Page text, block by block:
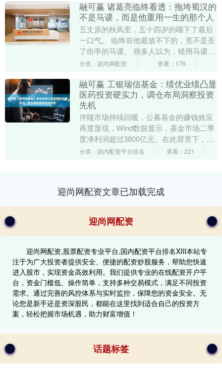
融可赢 诸葛亮临终看透：拖垮蜀汉的
不是马谡，而是他重用一生的那个人
五丈原的秋风里，五十四岁的咽下了最后
一口气。 临终前他最放不下的，竟不是丢
了街亭的马谡。 很多人以为，错用马谡是
孔明一生最大的败笔。可翻开《三国志》
分类：迎尚网配资 查看：176
融可赢 工银瑞信基金：绩优业绩凸显
医药投资硬实力，调仓布局洞察投资
先机
伴随市场持续回暖，公募基金的赚钱效应
再度显现，Wind数据显示，基金市场二季
度净利润超过3800亿元。在此背景下，工
银瑞信旗下多只权益产品表现抢眼，其中
分类：国内配资平台排名 查看：221
迎尚网配资文章已加载完成
迎尚网配资
迎尚网配资,股票配资专业平台,国内配资平台排名XIII‌本站专
注于为广大投资者提供安全、便捷的配资炒股服务，帮助您快速
进入股市，实现资金高效利用。我们提供专业的在线配资开户平
台，资金门槛低、操作简单，支持多种交易模式，满足不同投资
需求。通过完善的风控体系与实时监控，保障您的资金安全。无
论您是新手还是资深股民，都能在这里找到适合自己的投资方
案，轻松把握市场机遇，助力财富增值！
话题标签